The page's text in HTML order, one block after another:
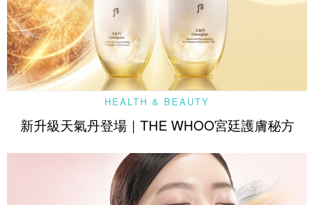
HEALTH & BEAUTY
新升級天氣丹登場｜THE WHOO宮廷護膚秘方